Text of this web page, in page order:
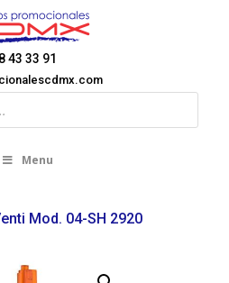
43 33 91
Menu
Mod. 04-SH 2920